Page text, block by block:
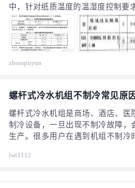
中，针对纸质温度的温湿度控制要
设计的温湿度控制范围为14-18℃
50%。 其中，特藏库释义为存放
库。 从上述规范要求来看，博物馆
案库相对宽泛？
zhouqiuyun
螺杆式冷水机组不制冷常见原因
螺杆式冷水机组是商场、酒店、医
制冷设备，一旦出现不制冷故障，
生产。很多用户在遇到机组不制冷
法，帮助您判断故障原因，必要时
的第一步，先确认机组是否真正"
lwt1112